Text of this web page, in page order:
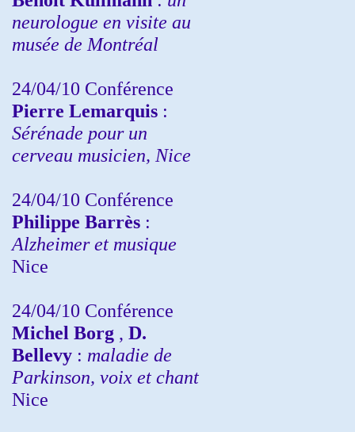
neurologue en visite au
musée de Montréal
24/04/10 Conférence
Pierre Lemarquis :
Sérénade pour un
cerveau musicien, Nice
24/04/10 Conférence
Philippe Barrès :
Alzheimer et musique
Nice
24/04/10 Conférence
Michel Borg , D.
Bellevy : maladie de
Parkinson, voix et chant
Nice